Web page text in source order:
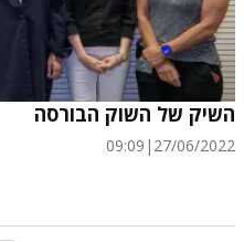
השיק של השוק הבורסה
27/06/2022
|
09:09